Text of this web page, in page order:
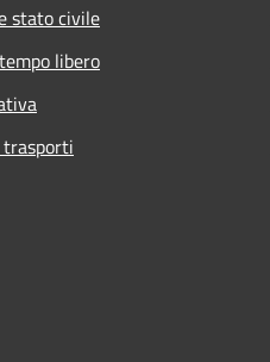
stato civile
libero